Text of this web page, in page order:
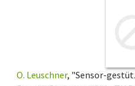
O. Leuschner, "Sensor-